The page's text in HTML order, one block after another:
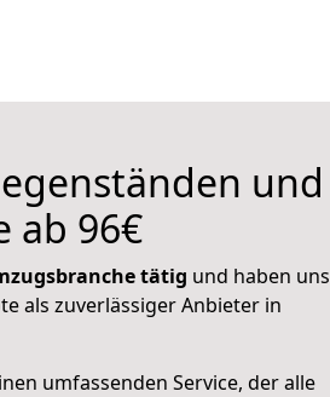
und
ab 96€
tätig und haben uns
als zuverlässiger Anbieter in
umfassenden Service, der alle